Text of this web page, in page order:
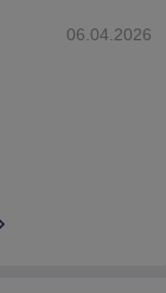
06.04.2026